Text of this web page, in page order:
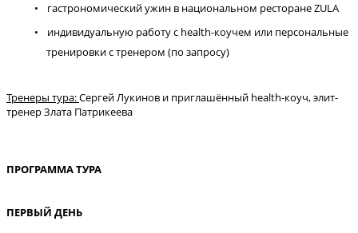
гастрономический ужин в национальном ресторане ZULA
индивидуальную работу с health-коучем или персональные
тренировки с тренером (по запросу)
Тренеры тура:Сергей Лукинов и приглашённый health-коуч, элит-
тренер Злата Патрикеева
ПРОГРАММА ТУРА
ПЕРВЫЙ ДЕНЬ